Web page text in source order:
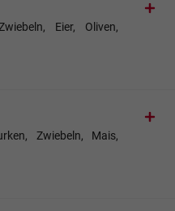
Eier, Oliven,
Zwiebeln, Mais,